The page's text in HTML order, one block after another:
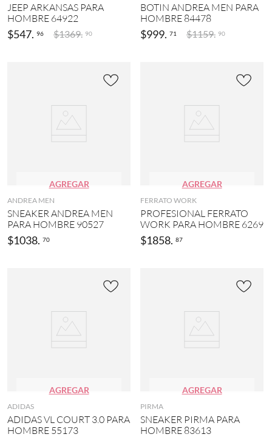
JEEP ARKANSAS PARA
HOMBRE 64922
$547. 96 $1369. 90
BOTIN ANDREA MEN PARA
HOMBRE 84478
$999. 71 $1159. 90
AGREGAR
ANDREA MEN
SNEAKER ANDREA MEN
PARA HOMBRE 90527
$1038. 70
AGREGAR
FERRATO WORK
PROFESIONAL FERRATO
WORK PARA HOMBRE 6269
$1858. 87
AGREGAR
ADIDAS
ADIDAS VL COURT 3.0 PARA
HOMBRE 55173
AGREGAR
PIRMA
SNEAKER PIRMA PARA
HOMBRE 83613